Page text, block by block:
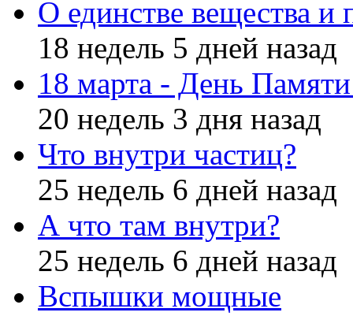
О единстве вещества и
18 недель 5 дней назад
18 марта - День
20 недель 3 дня назад
Что внутри частиц?
25 недель 6 дней назад
А что там внутри?
25 недель 6 дней назад
Вспышки мощные